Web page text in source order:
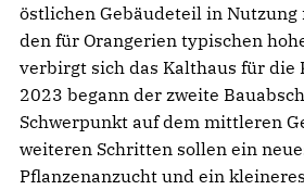
östlichen Gebäudeteil in
den für Orangerien typischen
verbirgt sich das Kalthaus für die
2023 begann der zweite
Schwerpunkt auf dem mittleren
weiteren Schritten sollen ein
Pflanzenanzucht und ein